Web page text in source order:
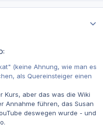
(keine Ahnung, wie man es
als Quereinsteiger einen
Kurs, aber das was die Wiki
Annahme führen, das Susan
deswegen wurde - und